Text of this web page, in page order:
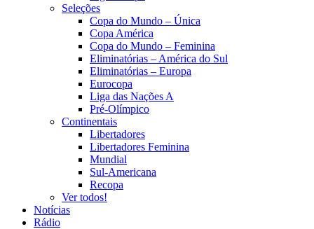
Seleções
Copa do Mundo – Única
Copa América
Copa do Mundo – Feminina
Eliminatórias – América do Sul
Eliminatórias – Europa
Eurocopa
Liga das Nações A
Pré-Olímpico
Continentais
Libertadores
Libertadores Feminina
Mundial
Sul-Americana
Recopa
Ver todos!
Notícias
Rádio